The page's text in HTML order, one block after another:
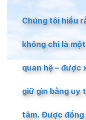
Chúng tôi hiểu
không chỉ là
quan hệ – được
giữ gìn bằng uy
tâm. Được